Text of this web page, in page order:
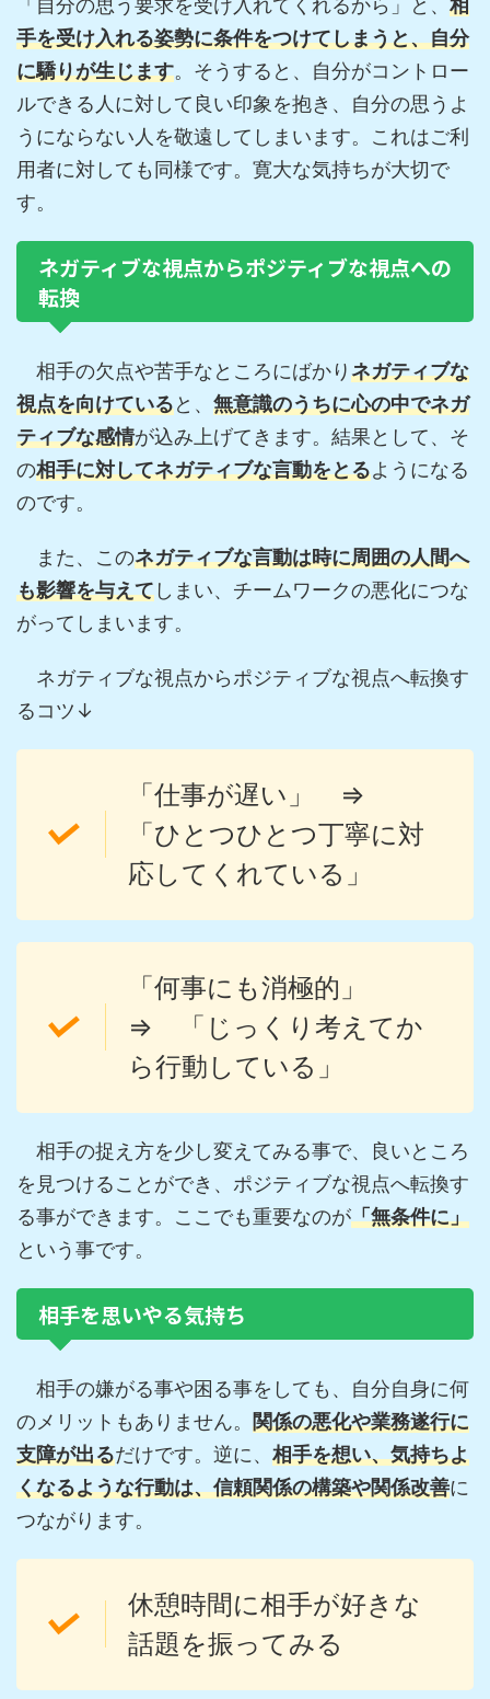
「自分の思う要求を受け入れてくれるから」と、 相
手を受け入れる姿勢に条件をつけてしまうと、自分
に驕りが生じます。そうすると、自分がコントロー
ルできる人に対して良い印象を抱き、自分の思うよ
うにならない人を敬遠してしまいます。これはご利
用者に対しても同様です。寛大な気持ちが大切で
す。
ネガティブな視点からポジティブな視点への
転換
相手の欠点や苦手なところにばかりネガティブな
視点を向けていると、 無意識のうちに心の中でネガ
ティブな感情が込み上げてきます。結果として、そ
の相手に対してネガティブな言動をとるようになる
のです。
また、このネガティブな言動は時に周囲の人間へ
も影響を与えてしまい、チームワークの悪化につな
がってしまいます。
ネガティブな視点からポジティブな視点へ転換す
るコツ↓
「仕事が遅い」 ⇒
「ひとつひとつ丁寧に対
応してくれている」
「何事にも消極的」
⇒ 「じっくり考えてか
ら行動している」
相手の捉え方を少し変えてみる事で、良いところ
を見つけることができ、ポジティブな視点へ転換す
る事ができます。ここでも重要なのが「無条件に」
という事です。
相手を思いやる気持ち
相手の嫌がる事や困る事をしても、自分自身に何
のメリットもありません。 関係の悪化や業務遂行に
支障が出るだけです。逆に、 相手を想い、気持ちよ
くなるような行動は、信頼関係の構築や関係改善に
つながります。
休憩時間に相手が好きな
話題を振ってみる